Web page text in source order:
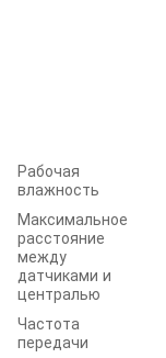
Рабочая
влажность
Максимальное
расстояние
между
датчиками и
централью
Частота
передачи